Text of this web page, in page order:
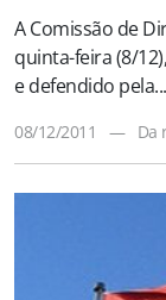
A Comissão de
quinta-feira (8/
e defendido pela...
08/12/2011 — Da